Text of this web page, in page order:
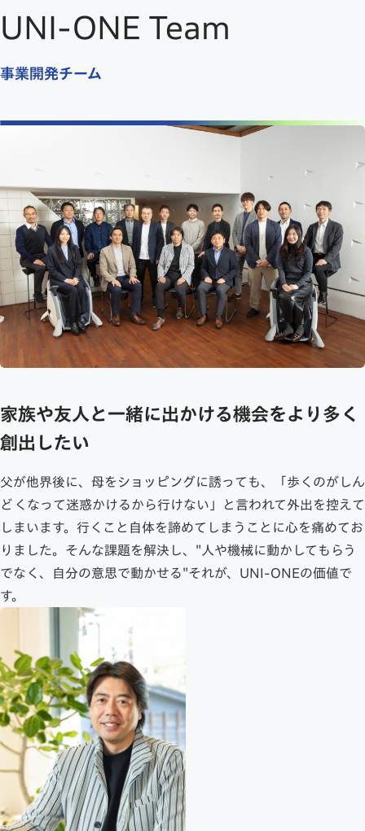
UNI-ONE Team
事業開発チーム
家族や友人と一緒に出かける機会をより多く
創出したい
父が他界後に、母をショッピングに誘っても、「歩くのがしん
どくなって迷惑かけるから行けない」と言われて外出を控えて
しまいます。行くこと自体を諦めてしまうことに心を痛めてお
りました。そんな課題を解決し、"人や機械に動かしてもらう
でなく、自分の意思で動かせる"それが、UNI-ONEの価値で
す。